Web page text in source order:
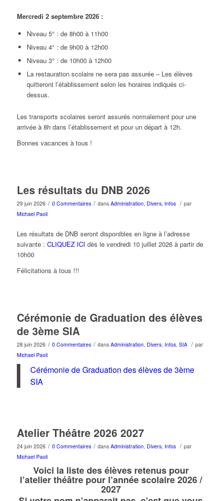
Mercredi 2 septembre 2026 :
Niveau 5° : de 8h00 à 11h00
Niveau 4° : de 9h00 à 12h00
Niveau 3° : de 10h00 à 12h00
La restauration scolaire ne sera pas assurée – Les élèves
quitteront l’établissement selon les horaires indiqués ci-
dessus.
Les transports scolaires seront assurés normalement pour une
arrivée à 8h dans l’établissement et pour un départ à 12h.
Bonnes vacances à tous !
Les résultats du DNB 2026
29 juin 2026 / 0 Commentaires / dans Administration, Divers, Infos / par
Michael Paoli
Les résultats de DNB seront disponibles en ligne à l’adresse
suivante : CLIQUEZICI dès le vendredi 10 juillet 2026 à partir de
10h00
Félicitations à tous !!!
Cérémonie de Graduation des élèves
de 3ème SIA
28 juin 2026 / 0 Commentaires / dans Administration, Divers, Infos, SIA / par
Michael Paoli
Cérémonie de Graduation des élèves de 3ème
SIA
Atelier Théâtre 2026 2027
24 juin 2026 / 0 Commentaires / dans Administration, Divers, Infos / par
Michael Paoli
Voici la liste des élèves retenus pour
l’atelier théâtre pour l’année scolaire 2026 /
2027